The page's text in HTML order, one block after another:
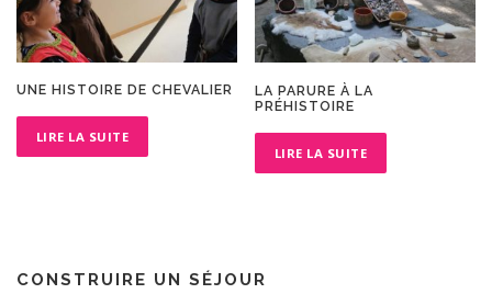
UNE HISTOIRE DE CHEVALIER
LIRE LA SUITE
LA PARURE À LA
PRÉHISTOIRE
LIRE LA SUITE
CONSTRUIRE UN SÉJOUR